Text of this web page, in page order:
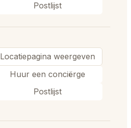
Postlijst
Locatiepagina weergeven
Huur een conciërge
Postlijst